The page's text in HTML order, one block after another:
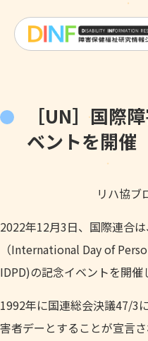
このペー
［UN］国際
ベントを開催
リハ協ブ
2022年12月3日、国際連合
（International Day of
IDPD)の記念イベントを開催
1992年に国連総会決議47/3
害者デーとすることが宣言